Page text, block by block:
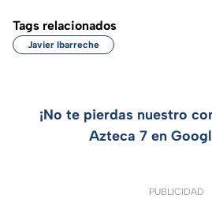
Tags relacionados
Javier Ibarreche
¡No te pierdas nuestro
Azteca 7 en
PUBLICIDAD